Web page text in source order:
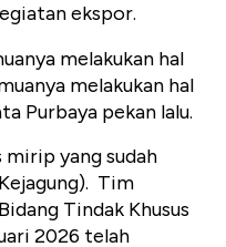
ekspor.
melakukan hal
melakukan hal
Purbaya pekan lalu.
mirip yang sudah
Tim
Tindak Khusus
2026 telah